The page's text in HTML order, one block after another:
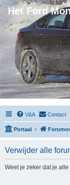
Het Ford
V&A Contact
Portaal
Verwijder alle
Weet je zeker dat je